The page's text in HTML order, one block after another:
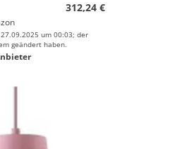
312,24 €
um 00:03; der
geändert haben.